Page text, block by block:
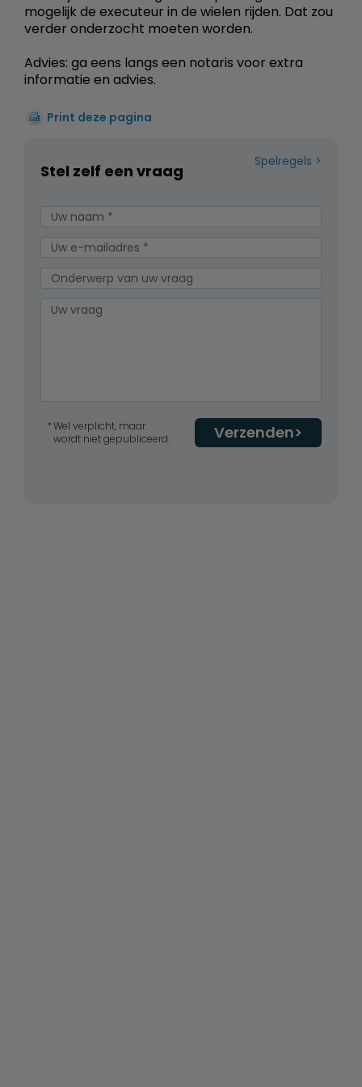
mogelijk de executeur in de wielen rijden. Dat zou
verder onderzocht moeten worden.
Advies: ga eens langs een notaris voor extra
informatie en advies.
Print deze pagina
Spelregels
Stel zelf een vraag
Verzenden
Wel verplicht, maar
wordt niet gepubliceerd.